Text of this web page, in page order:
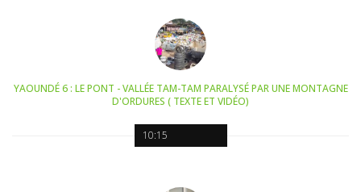
10:15
YAOUNDÉ 6 : LE PONT - VALLÉE TAM-TAM PARALYSÉ PAR UNE MONTAGNE
D'ORDURES ( TEXTE ET VIDÉO)